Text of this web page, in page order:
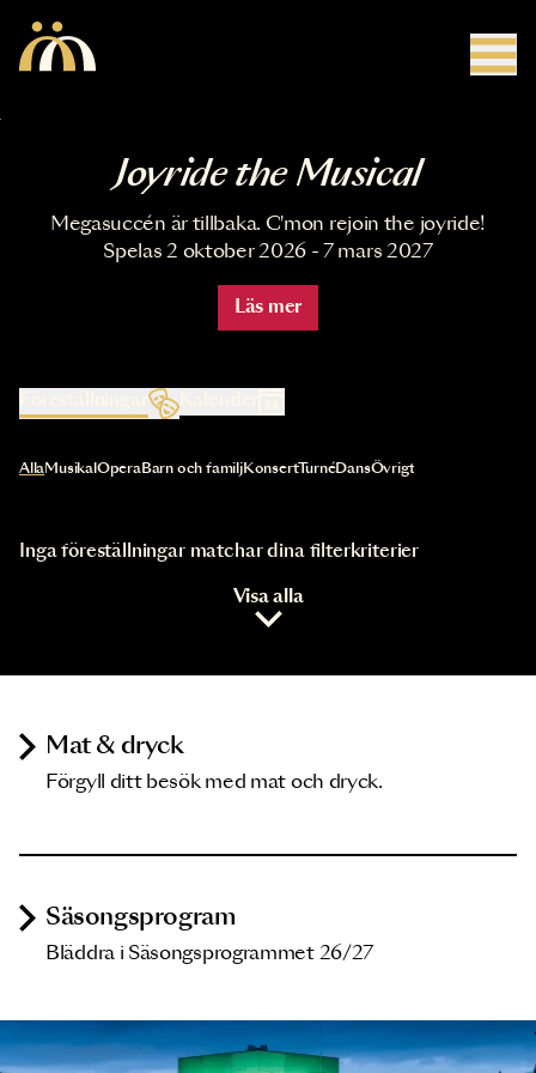
Joyride the Musical
Megasuccén är tillbaka. C'mon rejoin the joyride!
Spelas 2 oktober 2026 - 7 mars 2027
Läs mer
Kalender
Val av kategori uppdaterar innehållet automatiskt
AllaMusikal OperaBarn och familjKonsertTurnéDansÖvrigt
Inga föreställningar matchar dina filterkriterier
Visa alla
Mat & dryck
Förgyll ditt besök med mat och dryck.
Säsongsprogram
Bläddra i Säsongsprogrammet 26/27